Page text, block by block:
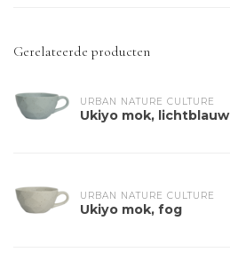
Gerelateerde producten
URBAN NATURE CULTURE
Ukiyo mok, lichtblauw
URBAN NATURE CULTURE
Ukiyo mok, fog